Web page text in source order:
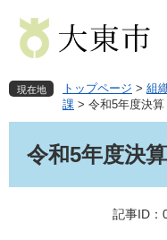
先
で
を
ば
現在地 トップページ > 組
課 > 令和5年度決算
令和5年度決
記事ID：